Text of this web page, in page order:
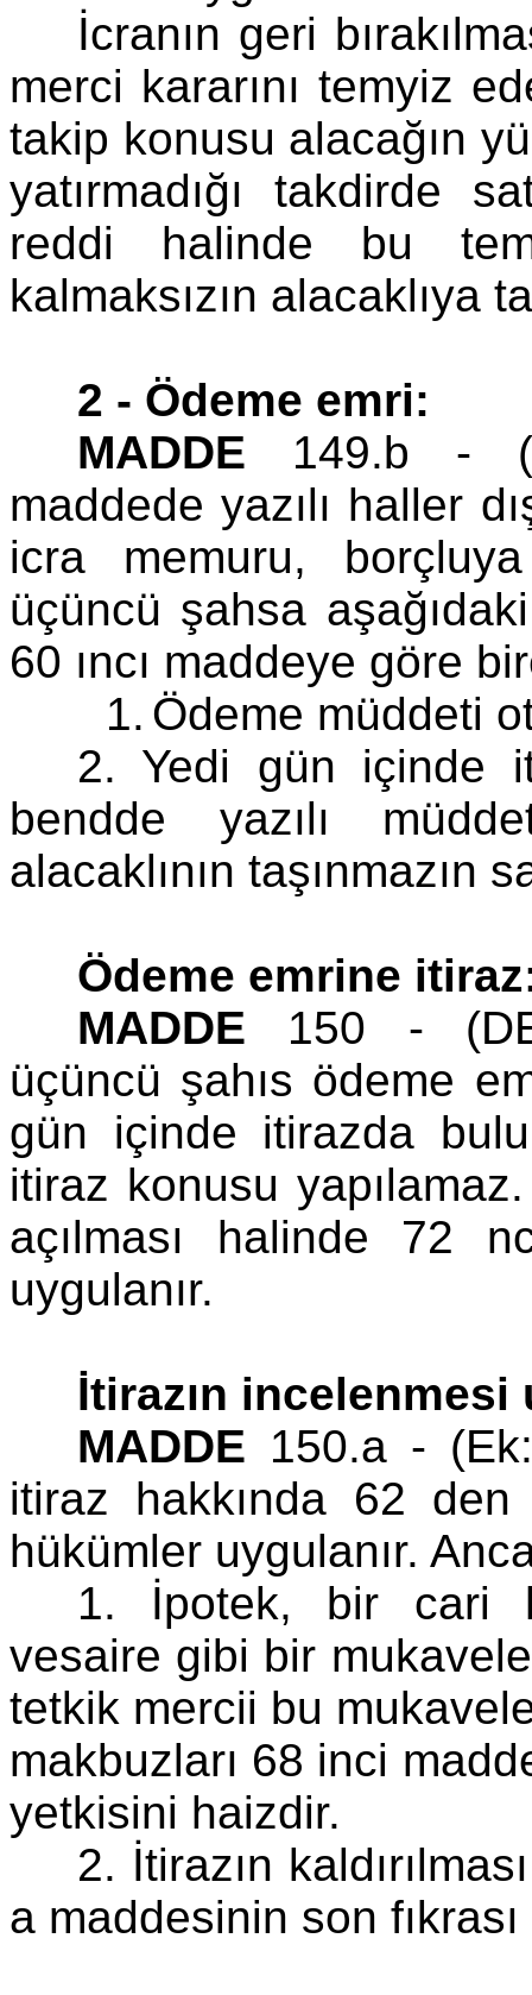
İcranın geri
merci kararını temyiz
takip konusu alacağın
yatırmadığı takdirde
reddi halinde bu
kalmaksızın alacaklıya
2 - Ödeme emri:
MADDE 149.b -
maddede yazılı haller
icra memuru,
üçüncü şahsa
60 ıncı maddeye göre
1. Ödeme müddeti
2. Yedi gün içinde
bendde yazılı
alacaklının taşınmazın
Ödeme emrine
MADDE 150 -
üçüncü şahıs ödeme
gün içinde itirazda
itiraz konusu
açılması halinde 72
uygulanır.
İtirazın
MADDE 150.a -
itiraz hakkında 62
hükümler uygulanır.
1. İpotek, bir cari
vesaire gibi bir
tetkik mercii bu
makbuzları 68 inci
yetkisini haizdir.
2. İtirazın
a maddesinin son